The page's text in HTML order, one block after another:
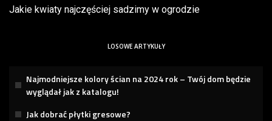
Jakie kwiaty najczęściej sadzimy w ogrodzie
LOSOWE ARTYKUŁY
Najmodniejsze kolory ścian na 2024 rok – Twój dom będzie
wyglądał jak z katalogu!
Jak dobrać płytki gresowe?